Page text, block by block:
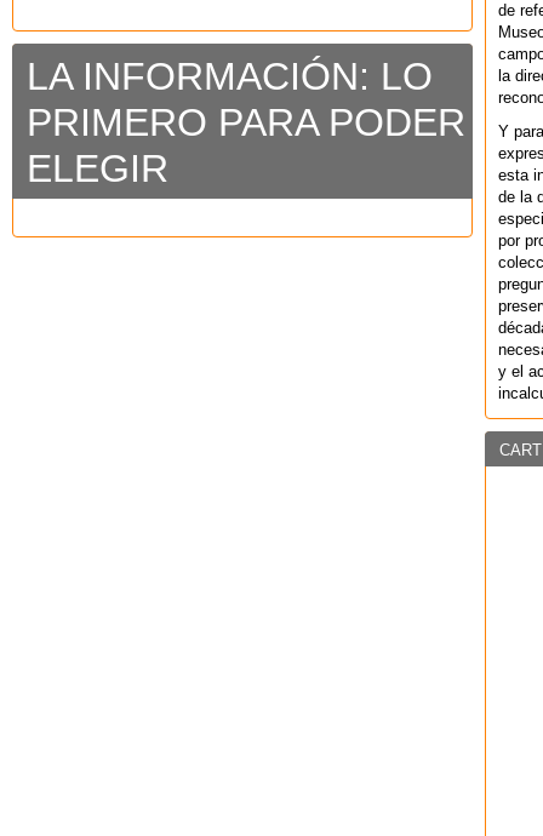
LA INFORMACIÓN: LO
PRIMERO PARA PODER
ELEGIR
de
la
Y
esta
de la
por
y el